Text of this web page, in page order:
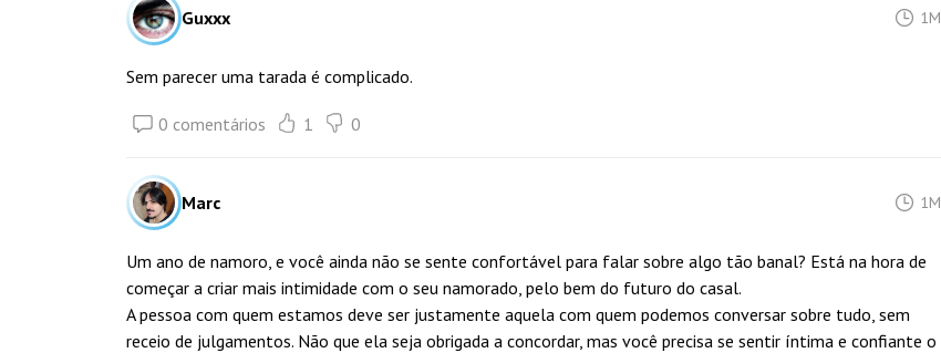
Guxxx 1M
Sem parecer uma tarada é complicado.
0 comentários 1 0
Marc 1M
Um ano de namoro, e você ainda não se sente confortável para falar sobre algo tão banal? Está na hora de
começar a criar mais intimidade com o seu namorado, pelo bem do futuro do casal.
A pessoa com quem estamos deve ser justamente aquela com quem podemos conversar sobre tudo, sem
receio de julgamentos. Não que ela seja obrigada a concordar, mas você precisa se sentir íntima e confiante o